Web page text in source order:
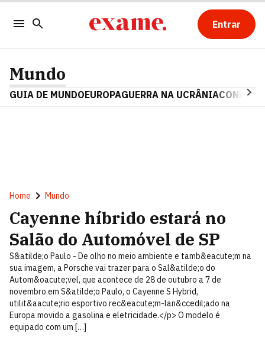
Entrar
Mundo
GUIA DE MUNDOEUROPAGUERRA NA UCRÂNIA
Home Mundo
Cayenne híbrido estará no
Salão do Automóvel de SP
S&atilde;o Paulo - De olho no meio ambiente e tamb&eacute;m na
sua imagem, a Porsche vai trazer para o Sal&atilde;o do
Autom&oacute;vel, que acontece de 28 de outubro a 7 de
novembro em S&atilde;o Paulo, o Cayenne S Hybrid,
utilit&aacute;rio esportivo rec&eacute;m-lan&ccedil;ado na
Europa movido a gasolina e eletricidade.</p> O modelo é
equipado com um […]